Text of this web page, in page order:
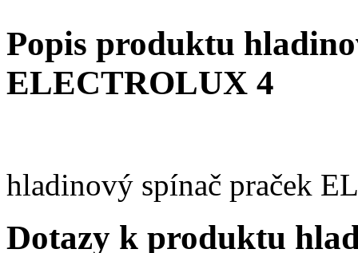
Popis produktu
ELECTROLUX 4
hladinový spínač praček
Dotazy k produktu